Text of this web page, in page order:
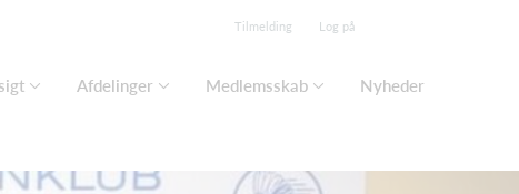
Tilmelding Log på
Afdelinger Medlemsskab Nyheder